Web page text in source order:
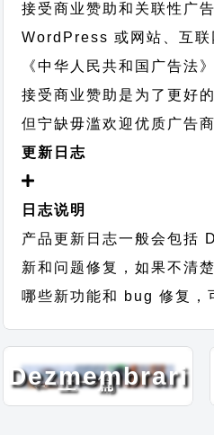
接受商业赞助和关联性广
WordPress 或网站、互联
《中华人民共和国广告法
接受商业赞助是为了更好
但宁缺毋滥欢迎优质广告商
更新日志
日志说明
产品更新日志一般会包括
新和问题修复，如果不清
哪些新功能和 bug 修复，
← 上一篇
Auto
Dezmembrari